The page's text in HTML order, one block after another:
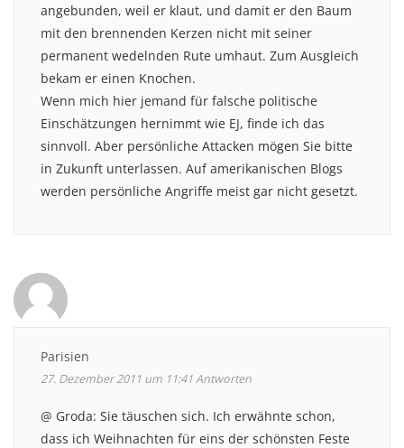
angebunden, weil er klaut, und damit er den Baum
mit den brennenden Kerzen nicht mit seiner
permanent wedelnden Rute umhaut. Zum Ausgleich
bekam er einen Knochen.
Wenn mich hier jemand für falsche politische
Einschätzungen hernimmt wie EJ, finde ich das
sinnvoll. Aber persönliche Attacken mögen Sie bitte
in Zukunft unterlassen. Auf amerikanischen Blogs
werden persönliche Angriffe meist gar nicht gesetzt.
Parisien
27. Dezember 2011 um 11:41Antworten
@ Groda: Sie täuschen sich. Ich erwähnte schon,
dass ich Weihnachten für eins der schönsten Feste